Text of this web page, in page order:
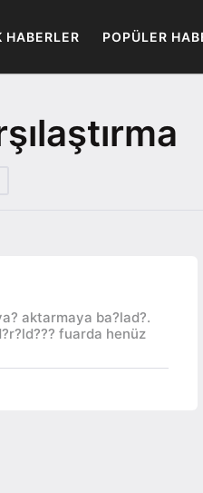
HABERLER POPÜLER
aktarmaya ba?lad?.
fuarda henüz